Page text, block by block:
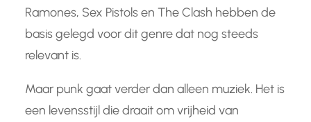
Ramones, Sex Pistols en The Clash hebben de
basis gelegd voor dit genre dat nog steeds
relevant is.
Maar punk gaat verder dan alleen muziek. Het is
een levensstijl die draait om vrijheid van